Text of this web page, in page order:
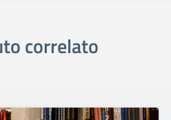
correlato